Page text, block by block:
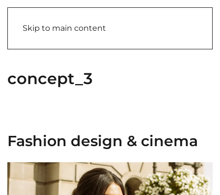
Skip to main content
concept_3
Fashion design & cinema